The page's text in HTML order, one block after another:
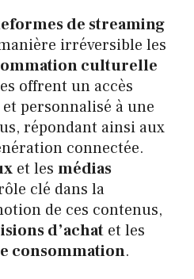
de streaming
irréversible les
culturelle
offrent un accès
personnalisé à une
répondant ainsi aux
connectée.
et les médias
clé dans la
de ces contenus,
d’achat et les
consommation.